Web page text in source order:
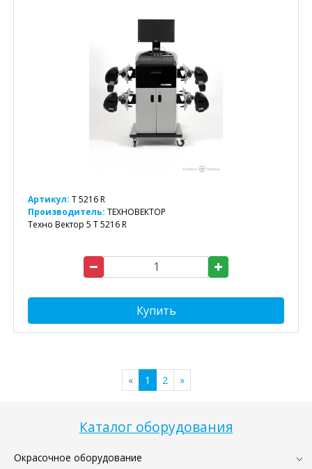
Каталог оборудования
Окрасочное оборудование
Артикул: T 5216 R
Производитель: ТЕХНОВЕКТОР
Техно Вектор 5 T 5216 R
Купить
« 1 2 »